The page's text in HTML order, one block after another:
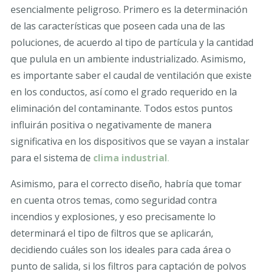
esencialmente peligroso. Primero es la determinación
de las características que poseen cada una de las
poluciones, de acuerdo al tipo de partícula y la cantidad
que pulula en un ambiente industrializado. Asimismo,
es importante saber el caudal de ventilación que existe
en los conductos, así como el grado requerido en la
eliminación del contaminante. Todos estos puntos
influirán positiva o negativamente de manera
significativa en los dispositivos que se vayan a instalar
para el sistema de clima industrial.
Asimismo, para el correcto diseño, habría que tomar
en cuenta otros temas, como seguridad contra
incendios y explosiones, y eso precisamente lo
determinará el tipo de filtros que se aplicarán,
decidiendo cuáles son los ideales para cada área o
punto de salida, si los filtros para captación de polvos